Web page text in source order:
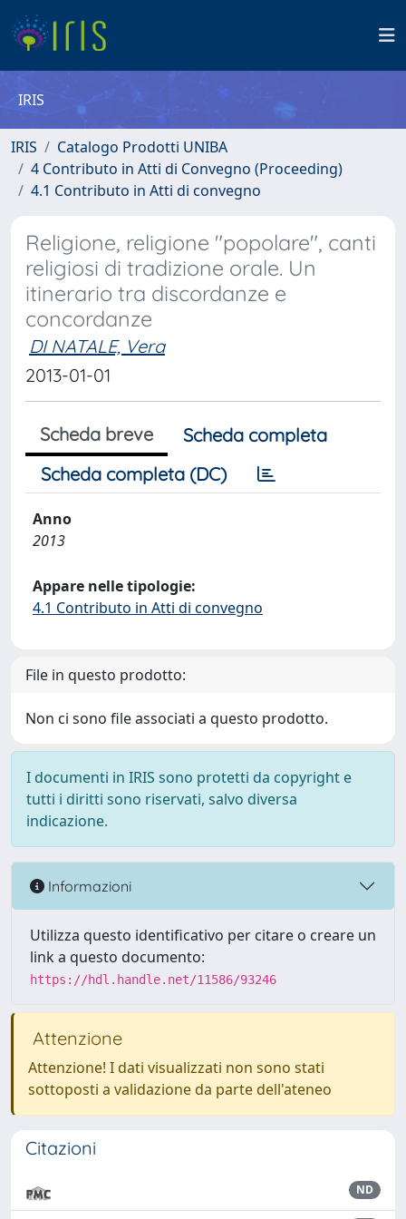
IRIS
IRIS
Catalogo Prodotti UNIBA
4 Contributo in Atti di Convegno (Proceeding)
4.1 Contributo in Atti di convegno
Religione, religione "popolare", canti
religiosi di tradizione orale. Un
itinerario tra discordanze e
concordanze
DI NATALE, Vera
2013-01-01
Scheda breve
Scheda completa
Scheda completa (DC)
Anno
2013
Appare nelle tipologie:
4.1 Contributo in Atti di convegno
File in questo prodotto:
Non ci sono file associati a questo prodotto.
I documenti in IRIS sono protetti da copyright e
tutti i diritti sono riservati, salvo diversa
indicazione.
Informazioni
Utilizza questo identificativo per citare o creare un
link a questo documento:
https://hdl.handle.net/11586/93246
Attenzione
Attenzione! I dati visualizzati non sono stati
sottoposti a validazione da parte dell'ateneo
Citazioni
ND